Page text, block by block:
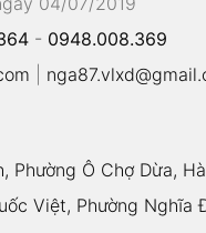
- 0948.008.369
Phường Ô Chợ Dừa,
Việt, Phường Nghĩa